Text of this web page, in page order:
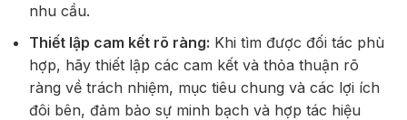
nhu cầu.
Thiết lập cam kết rõ ràng: Khi tìm được đối tác phù
hợp, hãy thiết lập các cam kết và thỏa thuận rõ
ràng về trách nhiệm, mục tiêu chung và các lợi ích
đôi bên, đảm bảo sự minh bạch và hợp tác hiệu